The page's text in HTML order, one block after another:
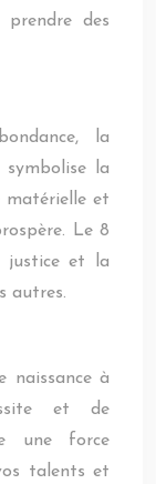
des
la
symbolise la
matérielle et
Le 8
justice et la
autres.
naissance à
et de
une force
talents et